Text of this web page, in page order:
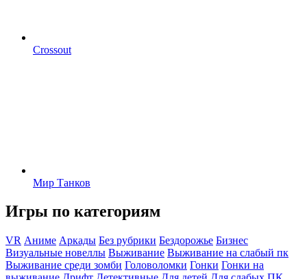
Crossout
Мир Танков
Игры по категориям
VR Аниме Аркады Без рубрики Бездорожье Бизнес
Визуальные новеллы Выживание Выживание на слабый пк
Выживание среди зомби Головоломки Гонки Гонки на